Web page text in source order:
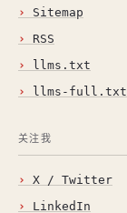
Sitemap
RSS
llms.txt
llms-full.txt
关注我
X / Twitter
LinkedIn